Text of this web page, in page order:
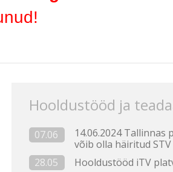
Hooldustööd ja
07.06
14.06.2024
võib olla häiritud
28.05
Hooldustööd iTV